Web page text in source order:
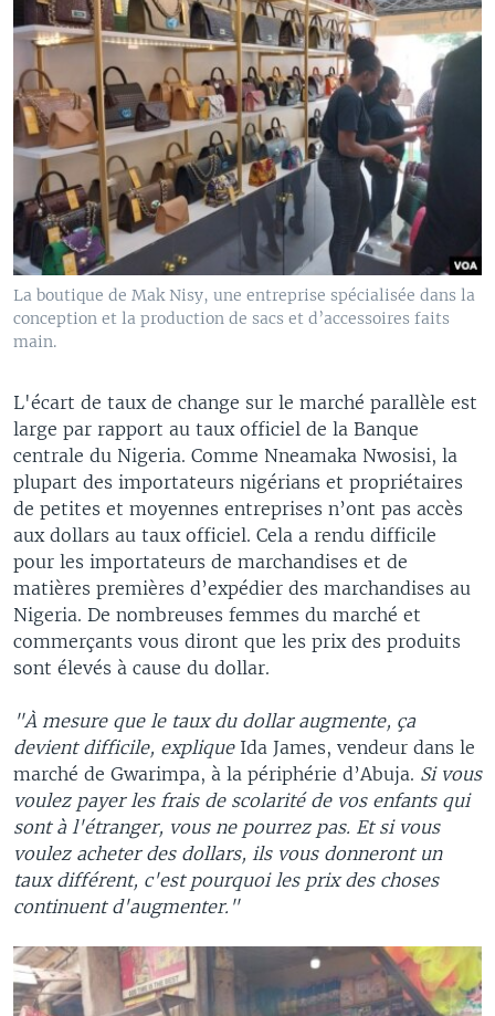
La boutique de Mak Nisy, une entreprise spécialisée dans la
conception et la production de sacs et d’accessoires faits
main.
L'écart de taux de change sur le marché parallèle est
large par rapport au taux officiel de la Banque
centrale du Nigeria. Comme Nneamaka Nwosisi, la
plupart des importateurs nigérians et propriétaires
de petites et moyennes entreprises n’ont pas accès
aux dollars au taux officiel. Cela a rendu difficile
pour les importateurs de marchandises et de
matières premières d’expédier des marchandises au
Nigeria. De nombreuses femmes du marché et
commerçants vous diront que les prix des produits
sont élevés à cause du dollar.
"À mesure que le taux du dollar augmente, ça
devient difficile, explique Ida James, vendeur dans le
marché de Gwarimpa, à la périphérie d’Abuja. Si vous
voulez payer les frais de scolarité de vos enfants qui
sont à l'étranger, vous ne pourrez pas. Et si vous
voulez acheter des dollars, ils vous donneront un
taux différent, c'est pourquoi les prix des choses
continuent d'augmenter."